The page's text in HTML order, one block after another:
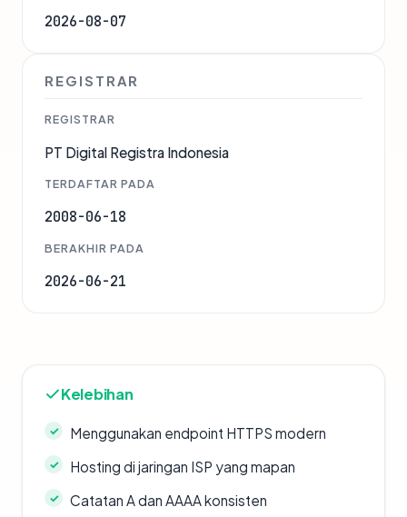
2026-08-07
REGISTRAR
REGISTRAR
PT Digital Registra Indonesia
TERDAFTAR PADA
2008-06-18
BERAKHIR PADA
2026-06-21
Kelebihan
Menggunakan endpoint HTTPS modern
Hosting di jaringan ISP yang mapan
Catatan A dan AAAA konsisten